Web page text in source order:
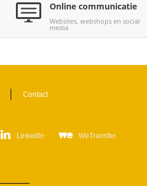
Online communicatie
Websites, webshops en social
media
Contact
LinkedIn WeTransfer